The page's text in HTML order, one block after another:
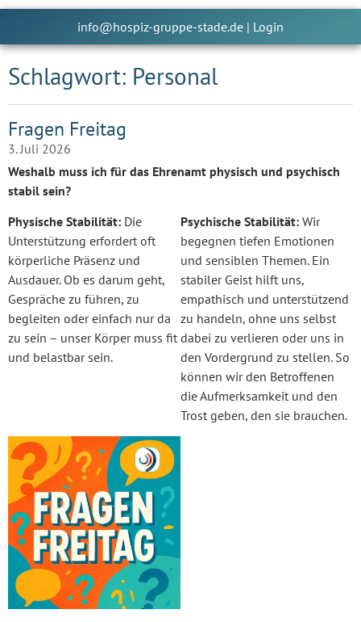
info@hospiz-gruppe-stade.de | Login
Schlagwort: Personal
Fragen Freitag
3. Juli 2026
Weshalb muss ich für das Ehrenamt physisch und psychisch
stabil sein?
Physische Stabilität: Die
Unterstützung erfordert oft
körperliche Präsenz und
Ausdauer. Ob es darum geht,
Gespräche zu führen, zu
begleiten oder einfach nur da
zu sein – unser Körper muss fit
und belastbar sein.
Psychische Stabilität: Wir
begegnen tiefen Emotionen
und sensiblen Themen. Ein
stabiler Geist hilft uns,
empathisch und unterstützend
zu handeln, ohne uns selbst
dabei zu verlieren oder uns in
den Vordergrund zu stellen. So
können wir den Betroffenen
die Aufmerksamkeit und den
Trost geben, den sie brauchen.